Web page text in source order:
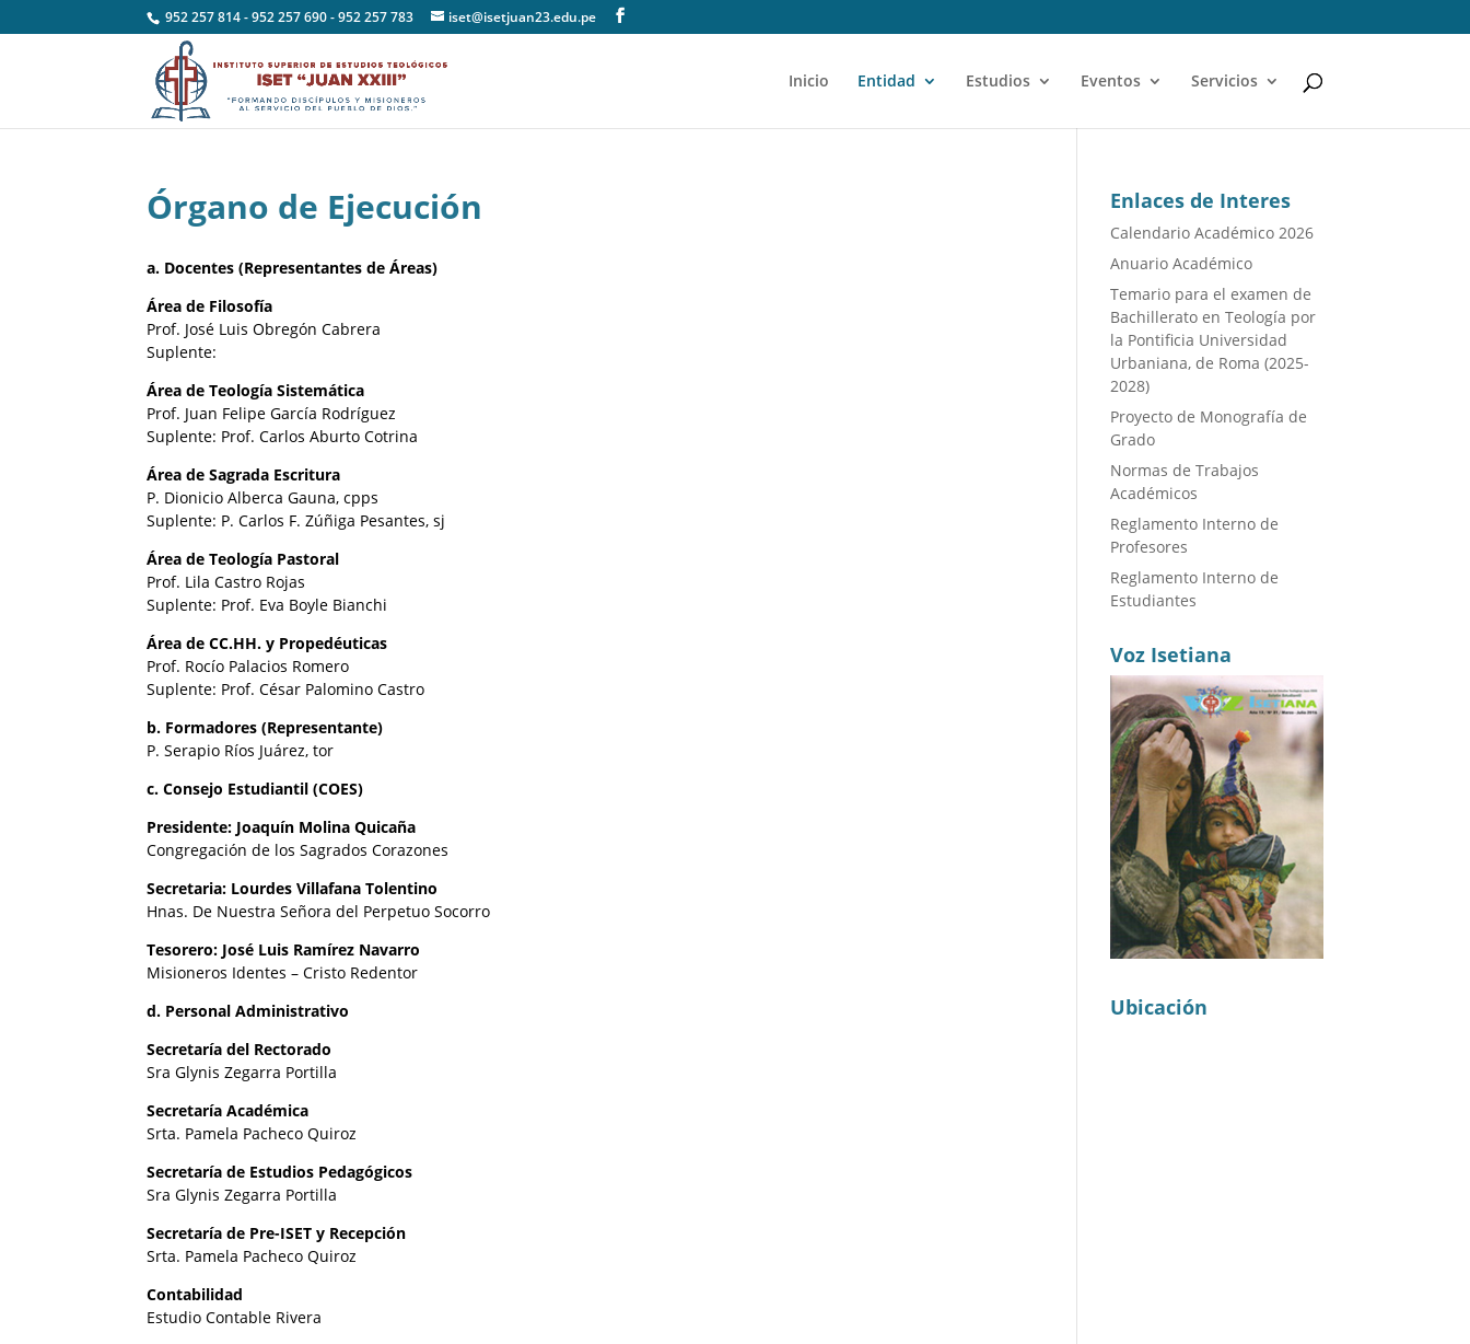
952 257 814 - 952 257 690 - 952 257 783 iset@isetjuan23.edu.pe
Inicio Entidad Estudios Eventos Servicios
Órgano de Ejecución
a. Docentes (Representantes de Áreas)
Área de Filosofía
Prof. José Luis Obregón Cabrera
Suplente:
Área de Teología Sistemática
Prof. Juan Felipe García Rodríguez
Suplente: Prof. Carlos Aburto Cotrina
Área de Sagrada Escritura
P. Dionicio Alberca Gauna, cpps
Suplente: P. Carlos F. Zúñiga Pesantes, sj
Área de Teología Pastoral
Prof. Lila Castro Rojas
Suplente: Prof. Eva Boyle Bianchi
Área de CC.HH. y Propedéuticas
Prof. Rocío Palacios Romero
Suplente: Prof. César Palomino Castro
b. Formadores (Representante)
P. Serapio Ríos Juárez, tor
c. Consejo Estudiantil (COES)
Presidente: Joaquín Molina Quicaña
Congregación de los Sagrados Corazones
Secretaria: Lourdes Villafana Tolentino
Hnas. De Nuestra Señora del Perpetuo Socorro
Tesorero: José Luis Ramírez Navarro
Misioneros Identes – Cristo Redentor
d. Personal Administrativo
Secretaría del Rectorado
Sra Glynis Zegarra Portilla
Secretaría Académica
Srta. Pamela Pacheco Quiroz
Secretaría de Estudios Pedagógicos
Sra Glynis Zegarra Portilla
Secretaría de Pre-ISET y Recepción
Srta. Pamela Pacheco Quiroz
Contabilidad
Estudio Contable Rivera
Enlaces de Interes
Calendario Académico 2026
Anuario Académico
Temario para el examen de
Bachillerato en Teología por
la Pontificia Universidad
Urbaniana, de Roma (2025-
2028)
Proyecto de Monografía de
Grado
Normas de Trabajos
Académicos
Reglamento Interno de
Profesores
Reglamento Interno de
Estudiantes
Voz Isetiana
Ubicación